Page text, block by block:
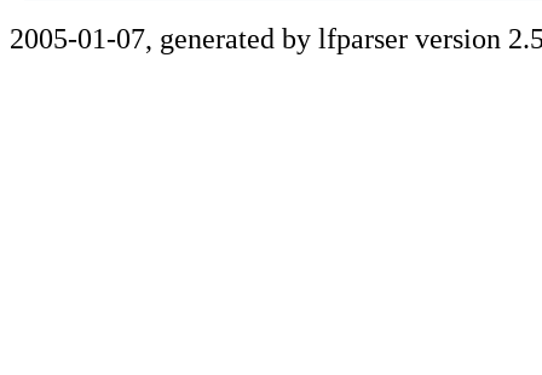
2005-01-07, generated by lfparser version